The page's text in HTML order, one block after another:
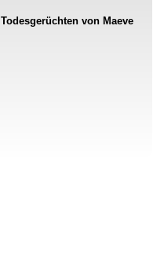
von Maeve